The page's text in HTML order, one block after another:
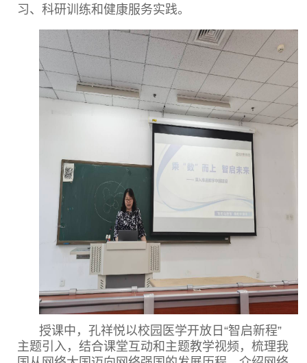
习、科研训练和健康服务实践。
授课中，孔祥悦以校园医学开放日“智启新程”
主题引入，结合课堂互动和主题教学视频，梳理我